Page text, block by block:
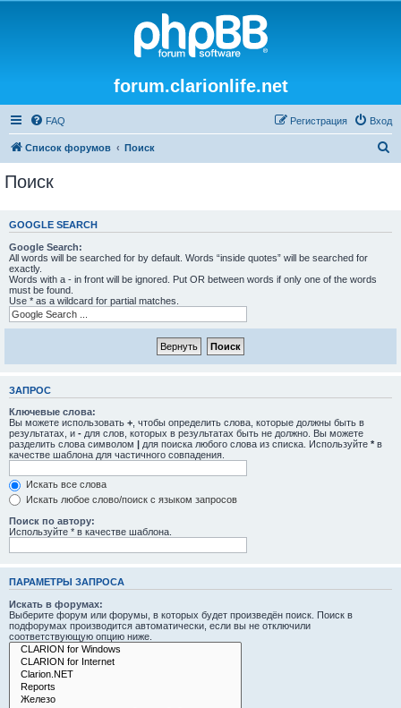
forum.clarionlife.net
FAQ Вход
Регистрация
Список форумов Поиск
к
Поиск
GOOGLE SEARCH
Google Search:
All words will be searched for by default. Words “inside quotes” will be searched for
exactly.
Words with a - in front will be ignored. Put OR between words if only one of the words
must be found.
Use * as a wildcard for partial matches.
ЗАПРОС
Ключевые слова:
Вы можете использовать + , чтобы определить слова, которые должны быть в
результатах, и - для слов, которых в результатах быть не должно. Вы можете
разделить слова символом | для поиска любого слова из списка. Используйте * в
качестве шаблона для частичного совпадения.
Искать все слова
Искать любое слово/поиск с языком запросов
Поиск по автору:
Используйте * в качестве шаблона.
ПАРАМЕТРЫ ЗАПРОСА
Искать в форумах:
Выберите форум или форумы, в которых будет произведён поиск. Поиск в
подфорумах производится автоматически, если вы не отключили
соответствующую опцию ниже.